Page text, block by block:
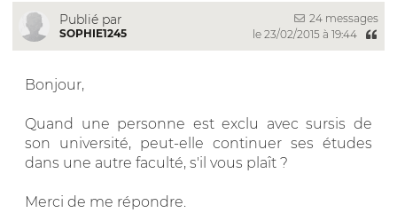
Publié par
SOPHIE1245
24 messages
le 23/02/2015 à 19:44
Bonjour,
Quand une personne est exclu avec sursis de
son université, peut-elle continuer ses études
dans une autre faculté, s'il vous plaît ?
Merci de me répondre.